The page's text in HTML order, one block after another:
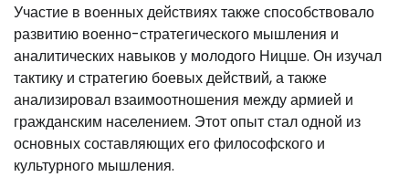
Участие в военных действиях также способствовало
развитию военно-стратегического мышления и
аналитических навыков у молодого Ницше. Он изучал
тактику и стратегию боевых действий, а также
анализировал взаимоотношения между армией и
гражданским населением. Этот опыт стал одной из
основных составляющих его философского и
культурного мышления.